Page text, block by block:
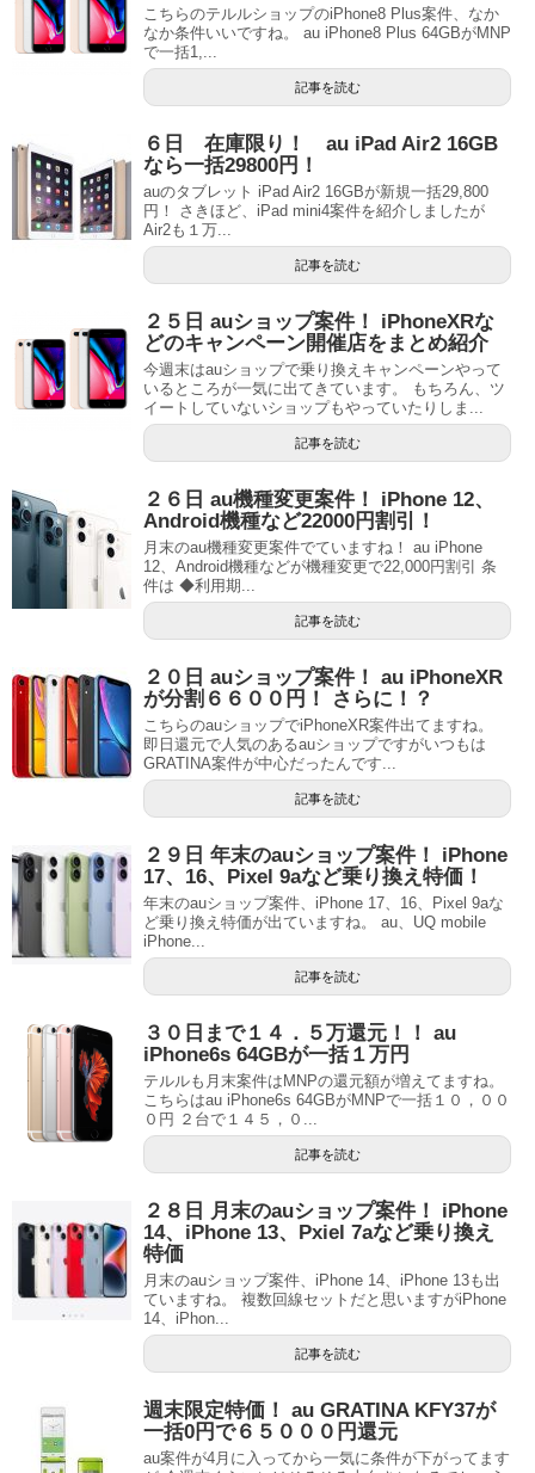
こちらのテルルショップのiPhone8 Plus案件、なか
なか条件いいですね。 au iPhone8 Plus 64GBがMNP
で一括1,...
記事を読む
６日 在庫限り！ au iPad Air2 16GB
なら一括29800円！
auのタブレット iPad Air2 16GBが新規一括29,800
円！ さきほど、iPad mini4案件を紹介しましたが
Air2も１万...
記事を読む
２５日 auショップ案件！ iPhoneXRな
どのキャンペーン開催店をまとめ紹介
今週末はauショップで乗り換えキャンペーンやって
いるところが一気に出てきています。 もちろん、ツ
イートしていないショップもやっていたりしま...
記事を読む
２６日 au機種変更案件！ iPhone 12、
Android機種など22000円割引！
月末のau機種変更案件でていますね！ au iPhone
12、Android機種などが機種変更で22,000円割引 条
件は ◆利用期...
記事を読む
２０日 auショップ案件！ au iPhoneXR
が分割６６００円！ さらに！？
こちらのauショップでiPhoneXR案件出てますね。
即日還元で人気のあるauショップですがいつもは
GRATINA案件が中心だったんです...
記事を読む
２９日 年末のauショップ案件！ iPhone
17、16、Pixel 9aなど乗り換え特価！
年末のauショップ案件、iPhone 17、16、Pixel 9aな
ど乗り換え特価が出ていますね。 au、UQ mobile
iPhone...
記事を読む
３０日まで１４．５万還元！！ au
iPhone6s 64GBが一括１万円
テルルも月末案件はMNPの還元額が増えてますね。
こちらはau iPhone6s 64GBがMNPで一括１０，００
０円 ２台で１４５，０...
記事を読む
２８日 月末のauショップ案件！ iPhone
14、iPhone 13、Pxiel 7aなど乗り換え
特価
月末のauショップ案件、iPhone 14、iPhone 13も出
ていますね。 複数回線セットだと思いますがiPhone
14、iPhon...
記事を読む
週末限定特価！ au GRATINA KFY37が
一括0円で６５０００円還元
au案件が4月に入ってから一気に条件が下がってます